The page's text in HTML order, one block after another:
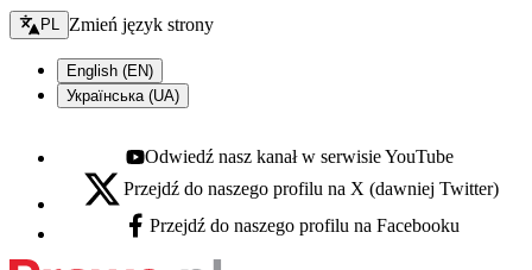
Zmień język - bieżący:
PL Zmień język strony
English (EN)
Українська (UA)
Youtube - otwiera się w nowej karcie
Odwiedź nasz kanał w serwisie YouTube
X - otwiera się w nowej karcie
Przejdź do naszego profilu na X (dawniej Twitter)
Facebook - otwiera się w nowej karcie
Przejdź do naszego profilu na Facebooku